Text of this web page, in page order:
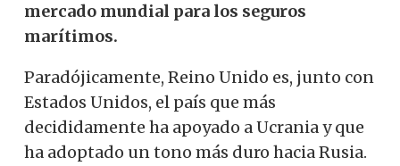
mercado mundial para los seguros
marítimos.
Paradójicamente, Reino Unido es, junto con
Estados Unidos, el país que más
decididamente ha apoyado a Ucrania y que
ha adoptado un tono más duro hacia Rusia.